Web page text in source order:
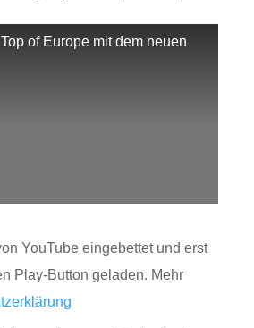
of Europe mit dem neuen
YouTube eingebettet und erst
Play-Button geladen. Mehr